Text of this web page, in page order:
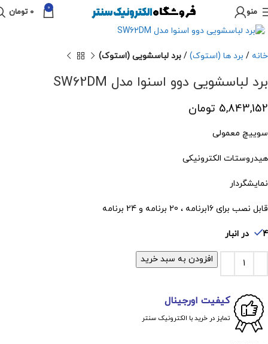
منو 0
0 تومان برای بزرگنمایی کلیک کنید
خانه برد ها (استوک) برد لباسشویی (استوک)
برد لباسشویی دوو اسنوا مدل SW62DM
5,843,152 تومان
سوییچ معمولی
هیدروستات الکترونیکی
نمایشگردار
قابل نصب برای 16برنامه ، 20 برنامه و 24 برنامه
4 در انبار
افزودن به سبد خرید
کیفیت اورجینال
تمایز در خرید با الکترونیک سنتر